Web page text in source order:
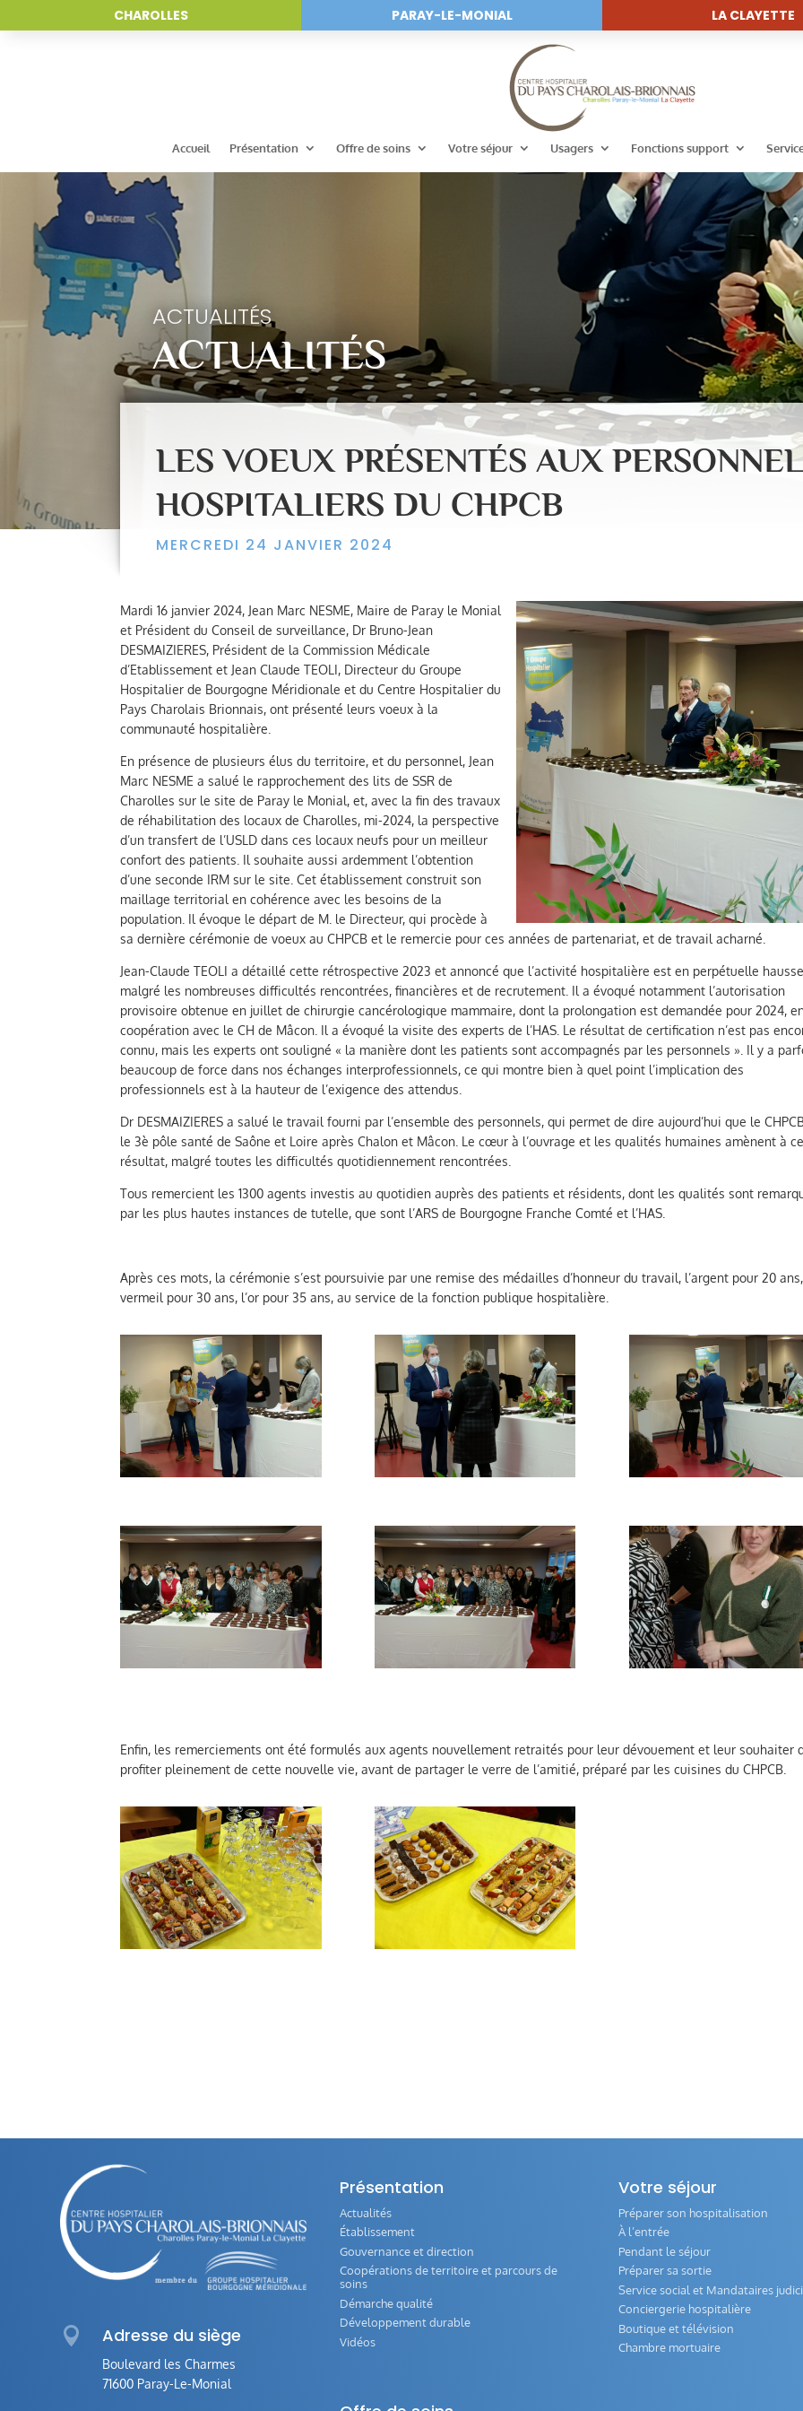
CHAROLLES PARAY-LE-MONIAL LA CLAYETTE
Accueil Présentation Offre de soins Votre séjour Usagers Fonctions support
ACTUALITÉS
ACTUALITÉS
LES VOEUX PRÉSENTÉS AUX
HOSPITALIERS DU CHPCB
MERCREDI 24 JANVIER 2024
Mardi 16 janvier 2024, Jean Marc NESME, Maire de Paray le Monial
et Président du Conseil de surveillance, Dr Bruno-Jean
DESMAIZIERES, Président de la Commission Médicale
d’Etablissement et Jean Claude TEOLI, Directeur du Groupe
Hospitalier de Bourgogne Méridionale et du Centre Hospitalier du
Pays Charolais Brionnais, ont présenté leurs voeux à la
communauté hospitalière.
En présence de plusieurs élus du territoire, et du personnel, Jean
Marc NESME a salué le rapprochement des lits de SSR de
Charolles sur le site de Paray le Monial, et, avec la fin des travaux
de réhabilitation des locaux de Charolles, mi-2024, la perspective
d’un transfert de l’USLD dans ces locaux neufs pour un meilleur
confort des patients. Il souhaite aussi ardemment l’obtention
d’une seconde IRM sur le site. Cet établissement construit son
maillage territorial en cohérence avec les besoins de la
population. Il évoque le départ de M. le Directeur, qui procède à
sa dernière cérémonie de voeux au CHPCB et le remercie pour ces années de partenariat, et de travail acharné.
Jean-Claude TEOLI a détaillé cette rétrospective 2023 et annoncé que l’activité hospitalière est en perpétuelle
malgré les nombreuses difficultés rencontrées, financières et de recrutement. Il a évoqué notamment l’autorisation
provisoire obtenue en juillet de chirurgie cancérologique mammaire, dont la prolongation est demandée pour 2024,
coopération avec le CH de Mâcon. Il a évoqué la visite des experts de l’HAS. Le résultat de certification n’est pas
connu, mais les experts ont souligné « la manière dont les patients sont accompagnés par les personnels ». Il y a
beaucoup de force dans nos échanges interprofessionnels, ce qui montre bien à quel point l’implication des
professionnels est à la hauteur de l’exigence des attendus.
Dr DESMAIZIERES a salué le travail fourni par l’ensemble des personnels, qui permet de dire aujourd’hui que le
le 3è pôle santé de Saône et Loire après Chalon et Mâcon. Le cœur à l’ouvrage et les qualités humaines amènent à
résultat, malgré toutes les difficultés quotidiennement rencontrées.
Tous remercient les 1300 agents investis au quotidien auprès des patients et résidents, dont les qualités sont
par les plus hautes instances de tutelle, que sont l’ARS de Bourgogne Franche Comté et l’HAS.
Après ces mots, la cérémonie s’est poursuivie par une remise des médailles d’honneur du travail, l’argent pour 20
vermeil pour 30 ans, l’or pour 35 ans, au service de la fonction publique hospitalière.
Enfin, les remerciements ont été formulés aux agents nouvellement retraités pour leur dévouement et leur souhaiter
profiter pleinement de cette nouvelle vie, avant de partager le verre de l’amitié, préparé par les cuisines du CHPCB.
 Adresse du siège
Boulevard les Charmes
71600 Paray-Le-Monial
Présentation
Actualités
Établissement
Gouvernance et direction
Coopérations de territoire et parcours de
soins
Démarche qualité
Développement durable
Vidéos
Votre séjour
Préparer son hospitalisation
À l’entrée
Pendant le séjour
Préparer sa sortie
Service social et Mandataires
Conciergerie hospitalière
Boutique et télévision
Chambre mortuaire